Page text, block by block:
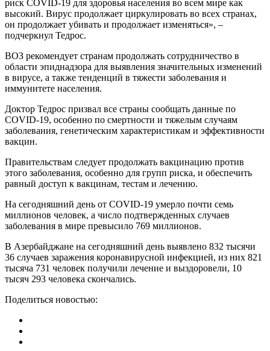
риск COVID-19 для здоровья населения во всем мире как
высокий. Вирус продолжает циркулировать во всех странах,
он продолжает убивать и продолжает изменяться», –
подчеркнул Тедрос.
ВОЗ рекомендует странам продолжать сотрудничество в
области эпиднадзора для выявления значительных изменений
в вирусе, а также тенденций в тяжести заболевания и
иммунитете населения.
Доктор Тедрос призвал все страны сообщать данные по
COVID-19, особенно по смертности и тяжелым случаям
заболевания, генетическим характеристикам и эффективности
вакцин.
Правительствам следует продолжать вакцинацию против
этого заболевания, особенно для групп риска, и обеспечить
равный доступ к вакцинам, тестам и лечению.
На сегодняшний день от COVID-19 умерло почти семь
миллионов человек, а число подтвержденных случаев
заболевания в мире превысило 769 миллионов.
В Азербайджане на сегодняшний день выявлено 832 тысячи
36 случаев заражения коронавирусной инфекцией, из них 821
тысяча 731 человек получили лечение и выздоровели, 10
тысяч 293 человека скончались.
Поделиться новостью: